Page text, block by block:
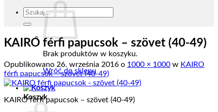
Brak produktów w koszyku.
Wróć do sklepu
Koszyk
Szukaj:
KAIRO férfi papucsok – szövet (40-49)
Opublikowano 26. września 2016 o 1000 × 1000 w KAIRO
férfi papucsok – szövet (40-49)
KAIRO férfi papucsok – szövet (40-49)